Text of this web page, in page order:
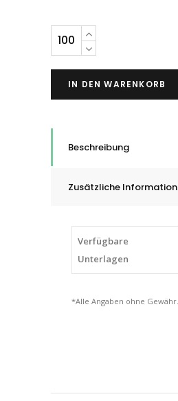
PFERD
Schleifhülsen
GSB
zylindrische
Korn
quantity
IN DEN WARENKORB
Beschreibung
Zusätzliche Information
Verfügbare
Unterlagen
*Alle Angaben ohne Gewähr.